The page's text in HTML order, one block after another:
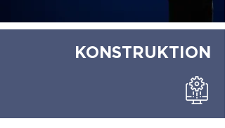
KONSTRUKTION